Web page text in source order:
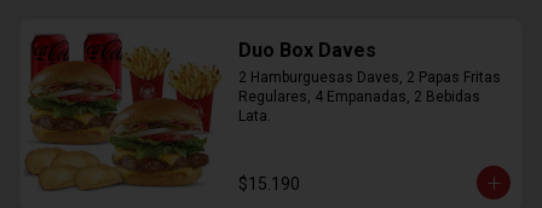
Duo Box Daves
2 Hamburguesas Daves, 2 Papas Fritas
Regulares, 4 Empanadas, 2 Bebidas
Lata.
$15.190